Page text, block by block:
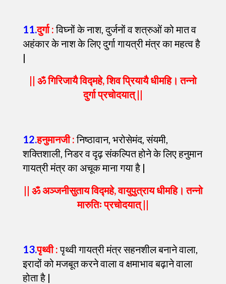
11.दुर्गा :विघ्नों के नाश, दुर्जनों व शत्रुओं को मात व
अहंकार के नाश के लिए दुर्गा गायत्री मंत्र का महत्व है
|
|| ॐ गिरिजायै विद्महे, शिव प्रियायै धीमहि। तन्नो
दुर्गा प्रचोदयात् ||
12.हनुमानजी :निष्ठावान, भरोसेमंद, संयमी,
शक्तिशाली, निडर व दृढ़ संकल्पित होने के लिए हनुमान
गायत्री मंत्र का अचूक माना गया है |
|| ॐ अञ्जनीसुताय विद्महे, वायुपुत्राय धीमहि। तन्नो
मारुतिः प्रचोदयात् ||
13.पृथ्वी :पृथ्वी गायत्री मंत्र सहनशील बनाने वाला,
इरादों को मजबूत करने वाला व क्षमाभाव बढ़ाने वाला
होता है |